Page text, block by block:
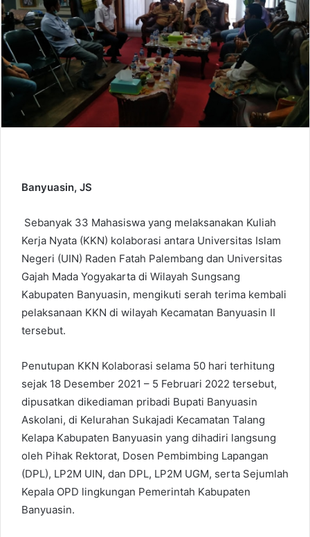
Banyuasin, JS
Sebanyak 33 Mahasiswa yang melaksanakan Kuliah
Kerja Nyata (KKN) kolaborasi antara Universitas Islam
Negeri (UIN) Raden Fatah Palembang dan Universitas
Gajah Mada Yogyakarta di Wilayah Sungsang
Kabupaten Banyuasin, mengikuti serah terima kembali
pelaksanaan KKN di wilayah Kecamatan Banyuasin II
tersebut.
Penutupan KKN Kolaborasi selama 50 hari terhitung
sejak 18 Desember 2021 – 5 Februari 2022 tersebut,
dipusatkan dikediaman pribadi Bupati Banyuasin
Askolani, di Kelurahan Sukajadi Kecamatan Talang
Kelapa Kabupaten Banyuasin yang dihadiri langsung
oleh Pihak Rektorat, Dosen Pembimbing Lapangan
(DPL), LP2M UIN, dan DPL, LP2M UGM, serta Sejumlah
Kepala OPD lingkungan Pemerintah Kabupaten
Banyuasin.